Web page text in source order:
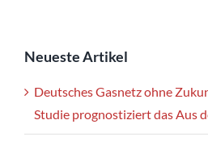
Neueste Artikel
Deutsches Gasnetz ohne
Studie prognostiziert das Aus